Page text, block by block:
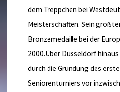
dem Treppchen bei
Meisterschaften. Sein
Bronzemedaille bei der
2000.Über Düsseldorf
durch die Gründung des
Seniorenturniers vor